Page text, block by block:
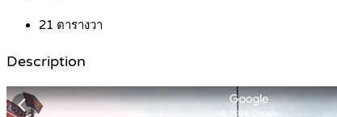
21 ตารางวา
Description